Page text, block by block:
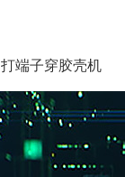
打端子穿胶壳机